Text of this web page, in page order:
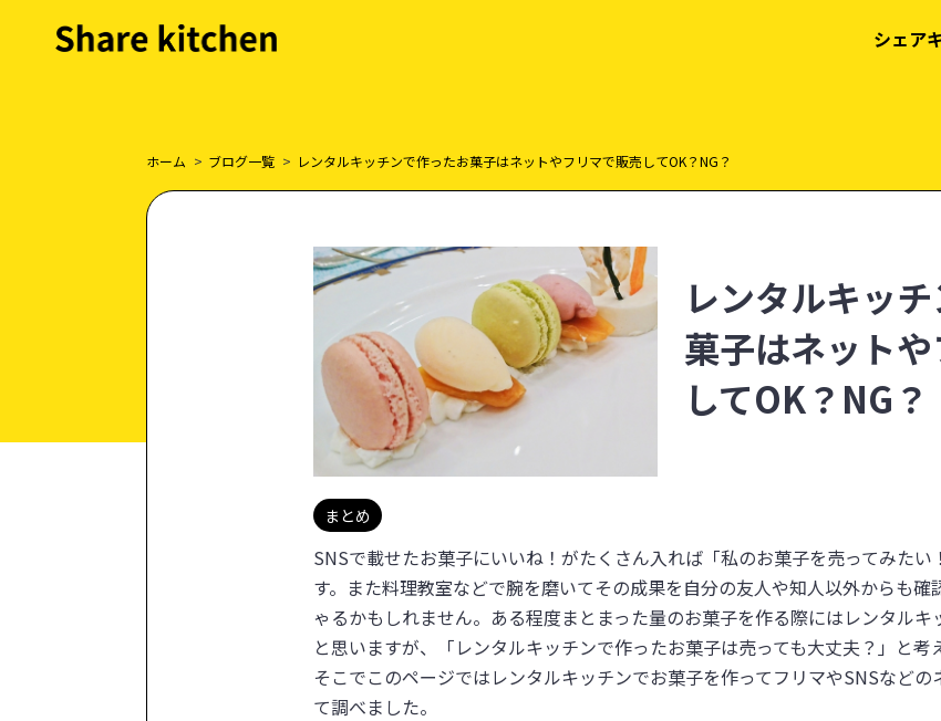
シェア
ホーム ブログ一覧 レンタルキッチンで作ったお菓子はネットやフリマで販売してOK？NG？
レンタルキッ
菓子はネット
してOK？NG？
まとめ
SNSで載せたお菓子にいいね！がたくさん入れば「私のお菓子を売ってみた
す。また料理教室などで腕を磨いてその成果を自分の友人や知人以外からも確
ゃるかもしれません。ある程度まとまった量のお菓子を作る際にはレンタル
と思いますが、「レンタルキッチンで作ったお菓子は売っても大丈夫？」と考
そこでこのページではレンタルキッチンでお菓子を作ってフリマやSNSなど
て調べました。